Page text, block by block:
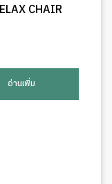
CHAIR
อ่านเพิ่ม